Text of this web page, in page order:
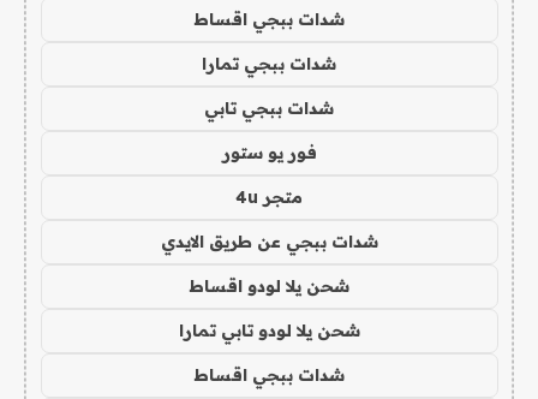
شدات ببجي اقساط
شدات ببجي تمارا
شدات ببجي تابي
فور يو ستور
متجر 4u
شدات ببجي عن طريق الايدي
شحن يلا لودو اقساط
شحن يلا لودو تابي تمارا
شدات ببجي اقساط